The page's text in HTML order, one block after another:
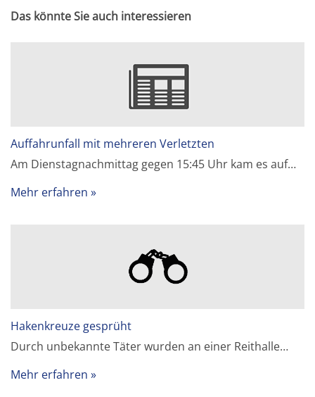
Das könnte Sie auch interessieren
Auffahrunfall mit mehreren Verletzten
Am Dienstagnachmittag gegen 15:45 Uhr kam es auf…
Mehr erfahren
Hakenkreuze gesprüht
Durch unbekannte Täter wurden an einer Reithalle…
Mehr erfahren